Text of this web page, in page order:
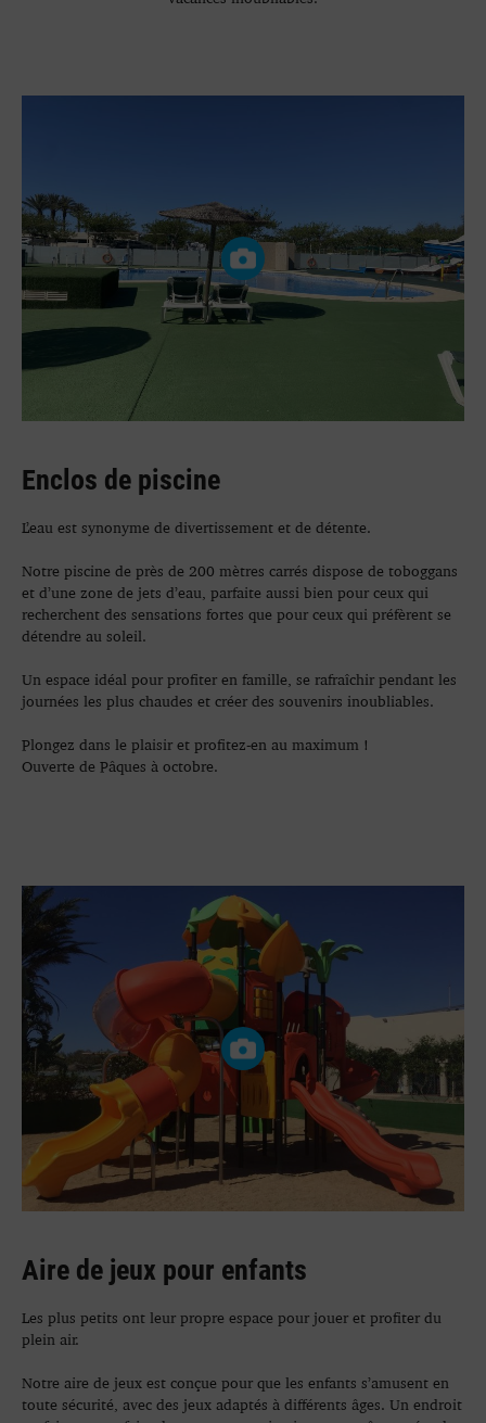
Enclos de piscine
L’eau est synonyme de divertissement et de détente.
Notre piscine de près de 200 mètres carrés dispose de toboggans
et d’une zone de jets d’eau, parfaite aussi bien pour ceux qui
recherchent des sensations fortes que pour ceux qui préfèrent se
détendre au soleil.
Un espace idéal pour profiter en famille, se rafraîchir pendant les
journées les plus chaudes et créer des souvenirs inoubliables.
Plongez dans le plaisir et profitez-en au maximum !
Ouverte de Pâques à octobre.
Aire de jeux pour enfants
Les plus petits ont leur propre espace pour jouer et profiter du
plein air.
Notre aire de jeux est conçue pour que les enfants s’amusent en
toute sécurité, avec des jeux adaptés à différents âges. Un endroit